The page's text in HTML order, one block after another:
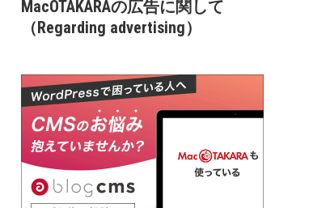
MacOTAKARAの広告に関して
（Regarding advertising）